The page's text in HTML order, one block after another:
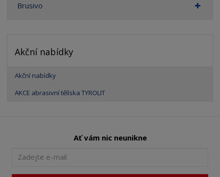
Brusivo
Akční nabídky
Akční nabídky
AKCE abrasivní tělíska TYROLIT
Ať vám nic neunikne